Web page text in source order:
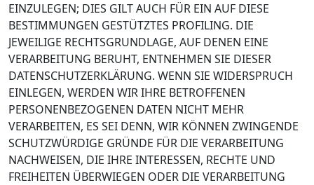
EINZULEGEN; DIES GILT AUCH FÜR EIN AUF DIESE
BESTIMMUNGEN GESTÜTZTES PROFILING. DIE
JEWEILIGE RECHTSGRUNDLAGE, AUF DENEN EINE
VERARBEITUNG BERUHT, ENTNEHMEN SIE DIESER
DATENSCHUTZERKLÄRUNG. WENN SIE WIDERSPRUCH
EINLEGEN, WERDEN WIR IHRE BETROFFENEN
PERSONENBEZOGENEN DATEN NICHT MEHR
VERARBEITEN, ES SEI DENN, WIR KÖNNEN ZWINGENDE
SCHUTZWÜRDIGE GRÜNDE FÜR DIE VERARBEITUNG
NACHWEISEN, DIE IHRE INTERESSEN, RECHTE UND
FREIHEITEN ÜBERWIEGEN ODER DIE VERARBEITUNG